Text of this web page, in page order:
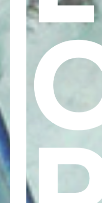
Les bagues
Les boucles
> Les pendentifs